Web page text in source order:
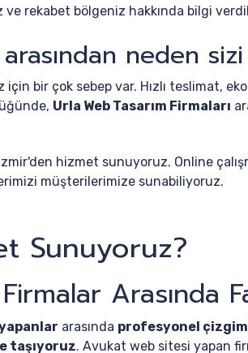
ve rekabet bölgeniz hakkında bilgi
neden
için bir çok sebep var. Hızlı teslimat,
Urla Web Tasarım Firmaları
hizmet sunuyoruz. Online
müşterilerimize sunabiliyoruz.
Sunuyoruz?
Arasında
arasında profesyonel
taşıyoruz. Avukat web sitesi yapan